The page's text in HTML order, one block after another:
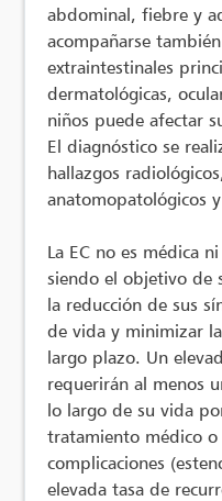
abdominal, fiebre y
acompañarse
extraintestinales
dermatológicas,
niños puede afectar
El diagnóstico se
hallazgos
anatomopatológicos
La EC no es médica
siendo el objetivo de
la reducción de sus
de vida y minimizar
largo plazo. Un
requerirán al menos
lo largo de su vida
tratamiento médico o
complicaciones
elevada tasa de